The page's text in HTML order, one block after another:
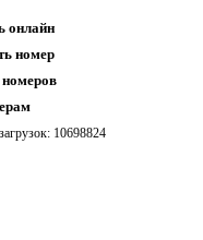
онлайн
номер
10698824